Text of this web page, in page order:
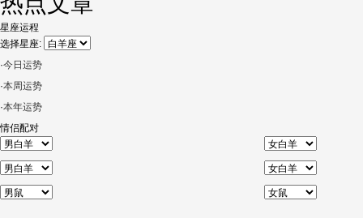
星座运程
选择星座:
·今日运势
·本周运势
·本年运势
情侣配对